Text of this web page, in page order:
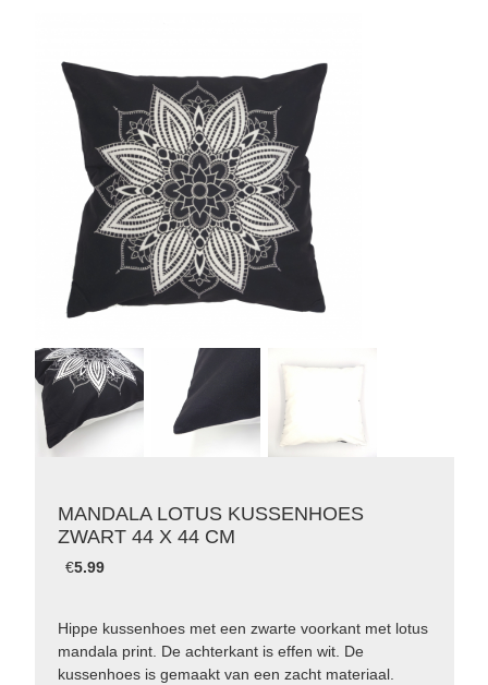
MANDALA LOTUS KUSSENHOES
ZWART 44 X 44 CM
€5.99
Hippe kussenhoes met een zwarte voorkant met lotus
mandala print. De achterkant is effen wit. De
kussenhoes is gemaakt van een zacht materiaal.